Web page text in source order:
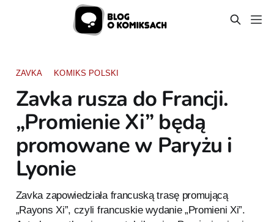
ZAVKA KOMIKS POLSKI
Zavka rusza do Francji.
„Promienie Xi” będą
promowane w Paryżu i
Lyonie
Zavka zapowiedziała francuską trasę promującą
„Rayons Xi”, czyli francuskie wydanie „Promieni Xi”.